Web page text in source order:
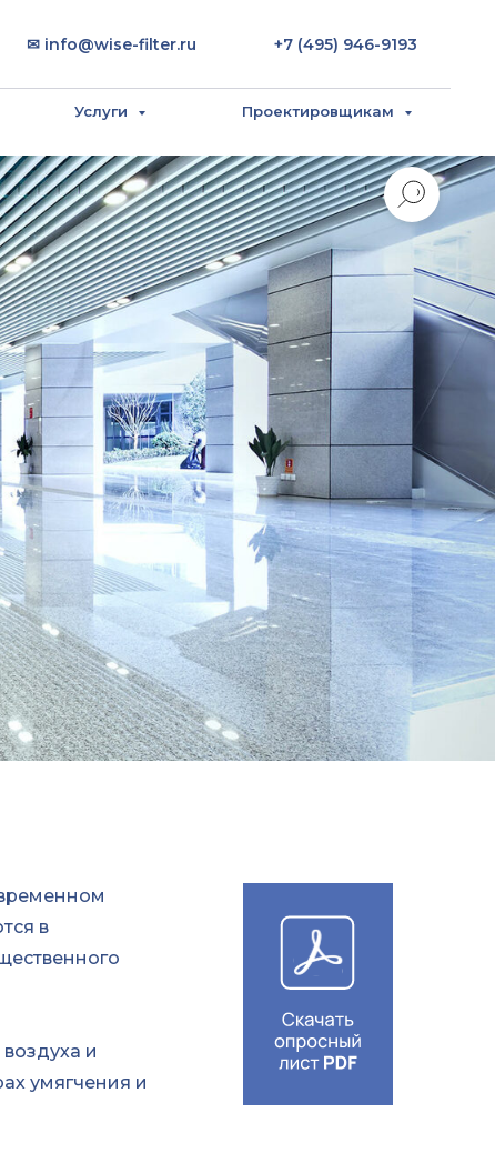
✉ info@wise-filter.ru +7 (495) 946-9193
Услуги
Проектировщикам
в
и
умягчения и